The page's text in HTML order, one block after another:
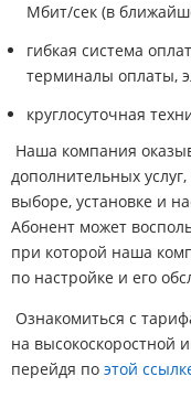
Мбит/сек (в
гибкая система
терминалы оплаты,
круглосуточная
Наша компания
дополнительных
выборе, установке и
Абонент может
при которой наша
по настройке и его
Ознакомиться с
на высокоскоростной
перейдя по этой